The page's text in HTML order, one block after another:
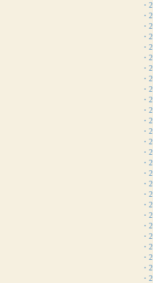
・
・
・
・
・
・
・
・
・
・
・
・
・
・
・
・
・
・
・
・
・
・
・
・
・
・
・